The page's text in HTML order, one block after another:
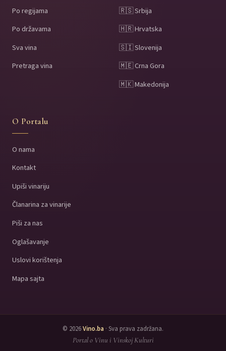
Po regijama
Po državama
Sva vina
Pretraga vina
🇷🇸 Srbija
🇭🇷 Hrvatska
🇸🇮 Slovenija
🇲🇪 Crna Gora
🇲🇰 Makedonija
O Portalu
O nama
Kontakt
Upiši vinariju
Članarina za vinarije
Piši za nas
Oglašavanje
Uslovi korištenja
Mapa sajta
© 2026Vino.ba · Sva prava zadržana.
Portal o Vinu i Vinskoj Kulturi